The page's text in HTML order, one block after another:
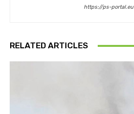
https://ps-portal.eu
RELATED ARTICLES